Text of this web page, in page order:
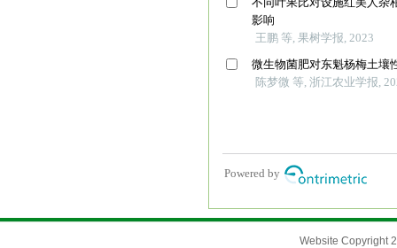
Website Copyright